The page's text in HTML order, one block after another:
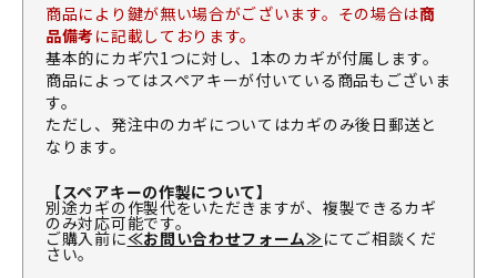
商品により鍵が無い場合がございます。その場合は商
品備考 に記載しております。
基本的にカギ穴1つに対し、1本のカギが付属します。
商品によってはスペアキーが付いている商品もございま
す。
ただし、発注中のカギについてはカギのみ後日郵送と
なります。
【スペアキーの作製について】
別途カギの作製代をいただきますが、複製できるカギ
のみ対応可能です。
ご購入前に≪お問い合わせフォーム≫にてご相談くだ
さい。